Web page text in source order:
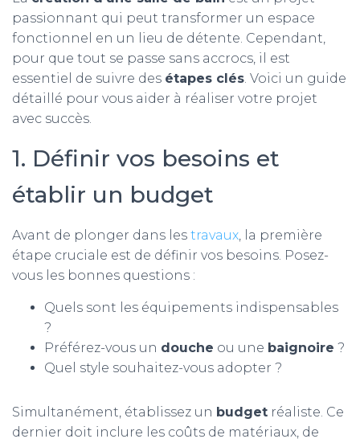
passionnant qui peut transformer un espace
fonctionnel en un lieu de détente. Cependant,
pour que tout se passe sans accrocs, il est
essentiel de suivre des étapes clés. Voici un guide
détaillé pour vous aider à réaliser votre projet
avec succès.
1. Définir vos besoins et
établir un budget
Avant de plonger dans les travaux, la première
étape cruciale est de définir vos besoins. Posez-
vous les bonnes questions :
Quels sont les équipements indispensables
?
Préférez-vous un douche ou une baignoire ?
Quel style souhaitez-vous adopter ?
Simultanément, établissez un budget réaliste. Ce
dernier doit inclure les coûts de matériaux, de